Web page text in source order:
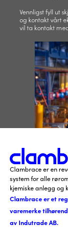
Vennligst fyll ut
og kontakt vårt
vil ta kontakt
Clambrace er en
system for alle
kjemiske anlegg og
Clambrace er et
varemerke
av Indutrade AB.